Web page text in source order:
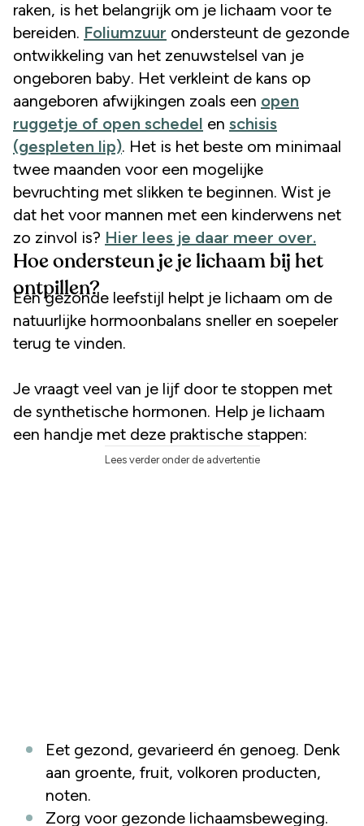
raken, is het belangrijk om je lichaam voor te
bereiden. Foliumzuur ondersteunt de gezonde
ontwikkeling van het zenuwstelsel van je
ongeboren baby. Het verkleint de kans op
aangeboren afwijkingen zoals een open
ruggetje of open schedel en schisis
(gespleten lip). Het is het beste om minimaal
twee maanden voor een mogelijke
bevruchting met slikken te beginnen. Wist je
dat het voor mannen met een kinderwens net
zo zinvol is? Hier lees je daar meer over.
Hoe ondersteun je je lichaam bij het
ontpillen?
Een gezonde leefstijl helpt je lichaam om de
natuurlijke hormoonbalans sneller en soepeler
terug te vinden.
Je vraagt veel van je lijf door te stoppen met
de synthetische hormonen. Help je lichaam
een handje met deze praktische stappen:
Lees verder onder de advertentie
Eet gezond, gevarieerd én genoeg. Denk
aan groente, fruit, volkoren producten,
noten.
Zorg voor gezonde lichaamsbeweging.